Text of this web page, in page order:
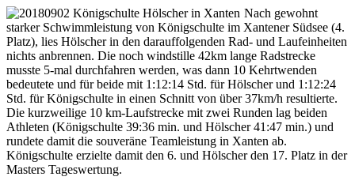
Nach gewohnt
starker Schwimmleistung von Königschulte im Xantener Südsee (4.
Platz), lies Hölscher in den darauffolgenden Rad- und Laufeinheiten
nichts anbrennen. Die noch windstille 42km lange Radstrecke
musste 5-mal durchfahren werden, was dann 10 Kehrtwenden
bedeutete und für beide mit 1:12:14 Std. für Hölscher und 1:12:24
Std. für Königschulte in einen Schnitt von über 37km/h resultierte.
Die kurzweilige 10 km-Laufstrecke mit zwei Runden lag beiden
Athleten (Königschulte 39:36 min. und Hölscher 41:47 min.) und
rundete damit die souveräne Teamleistung in Xanten ab.
Königschulte erzielte damit den 6. und Hölscher den 17. Platz in der
Masters Tageswertung.